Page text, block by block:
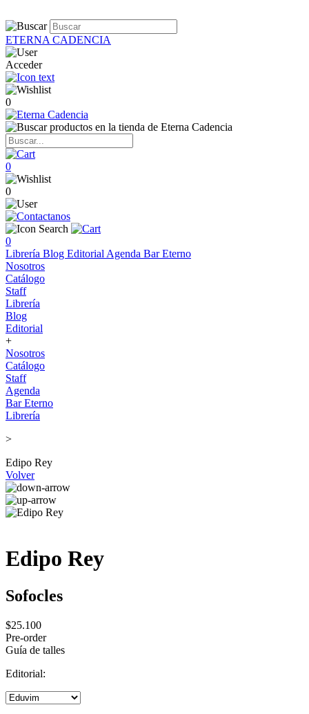
ETERNA CADENCIA
Acceder
0
0
0
0
Librería Blog Editorial Agenda Bar Eterno
Nosotros
Catálogo
Staff
Librería
Blog
Editorial
+
Nosotros
Catálogo
Staff
Agenda
Bar Eterno
Librería
>
Edipo Rey
Volver
Edipo Rey
Sofocles
$25.100
Pre-order
Guía de talles
Editorial: